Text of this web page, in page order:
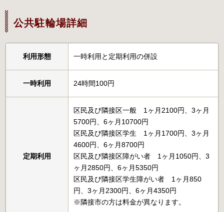
公共駐輪場詳細
利用形態 一時利用と定期利用の併設
一時利用 24時間100円
定期利用
区民及び隣接区一般 1ヶ月2100円、3ヶ月
5700円、6ヶ月10700円
区民及び隣接区学生 1ヶ月1700円、3ヶ月
4600円、6ヶ月8700円
区民及び隣接区障がい者 1ヶ月1050円、3
ヶ月2850円、6ヶ月5350円
区民及び隣接区学生障がい者 1ヶ月850
円、3ヶ月2300円、6ヶ月4350円
※隣接市の方は料金が異なります。